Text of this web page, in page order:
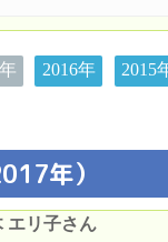
2016年 2015
年）
エリ子さん